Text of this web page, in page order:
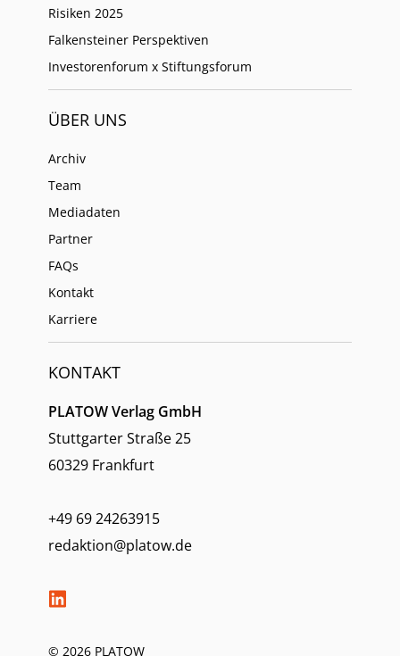
Risiken 2025
Falkensteiner Perspektiven
Investorenforum x Stiftungsforum
ÜBER UNS
Archiv
Team
Mediadaten
Partner
FAQs
Kontakt
Karriere
KONTAKT
PLATOW Verlag GmbH
Stuttgarter Straße 25
60329 Frankfurt
+49 69 24263915
redaktion@platow.de
© 2026 PLATOW